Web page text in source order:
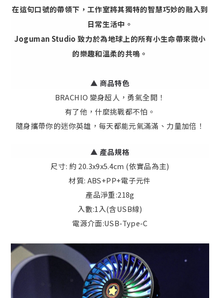
在這句口號的帶領下，工作室將其獨特的智慧巧妙的融入到
日常生活中。
Joguman Studio 致力於為地球上的所有小生命帶來微小
的樂趣和溫柔的共鳴。
▲ 商品特色
BRACHIO 變身超人，勇氣全開！
有了他，什麼挑戰都不怕。
隨身攜帶你的迷你英雄，每天都能元氣滿滿、力量加倍！
▲ 產品規格
尺寸: 約 20.3x9x5.4cm (依實品為主)
材質: ABS+PP+電子元件
產品淨重:218g
入數:1入(含USB線)
電源介面:USB-Type-C